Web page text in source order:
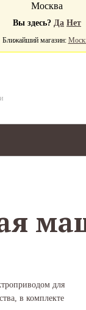
Москва
Вы здесь? Да Нет
Ближайший магазин:
для
в комплекте